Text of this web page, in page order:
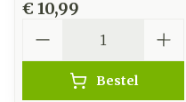
€ 10,99
Bestel